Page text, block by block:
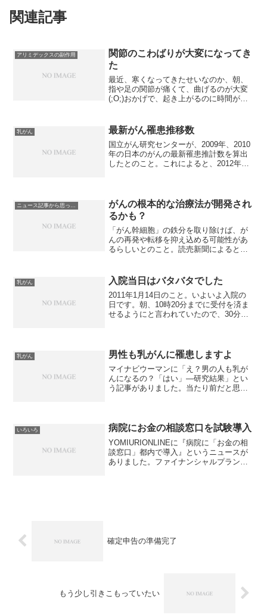
関連記事
アリミデックスの副作用
関節のこわばりが大変になってき
た
最近、寒くなってきたせいなのか、朝、
指や足の関節が痛くて、曲げるのが大変
(;O;)おかげで、起き上がるのに時間がか
ど、いろいろ考えてしまいます。アリミ
デックスを服...
乳がん 最新がん罹患推移数
国立がん研究センターが、2009年、2010
年の日本のがんの最新罹患推計数を算出
したとのこと。これによると、2012年の
がんの根本的な治療法が開発され
るかも？
「がん幹細胞」の鉄分を取り除けば、が
んの再発や転移を抑え込める可能性があ
るらしいとのこと。読売新聞によると、
は、細胞の鉄分を取り除けば抑え込める
可能性があるとの研究成果を...
乳がん 入院当日はバタバタでした
2011年1月14日のこと。いよいよ入院の
日です。朝、10時20分までに受付を済ま
せるようにと言われていたので、30分前
時10...
乳がん 男性も乳がんに罹患しますよ
マイナビウーマンに「え？男の人も乳が
んになるの？「はい」―研究結果」とい
う記事がありました。当たり前だと思っ
加入も迷っていたので、...
いろいろ 病院にお金の相談窓口を試験導入
YOMIURIONLINEに『病院に「お金の相
談窓口」都内で導入』というニュースが
ありました。ファイナンシャルプランナ
確定申告の準備完了
もう少し引きこもっていたい